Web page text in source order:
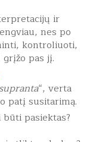
ir
nes po
kontroliuoti,
pas jį.
“, verta
patį susitarimą.
pasiektas?